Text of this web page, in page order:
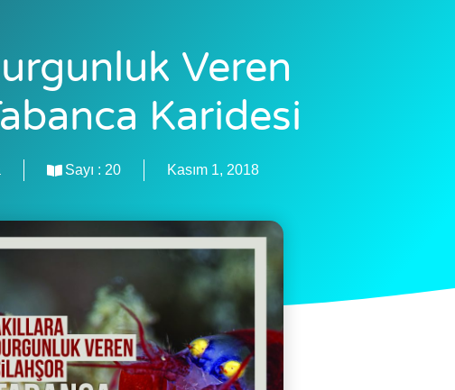
Veren
Karidesi
Sayı : 20 Kasım 1, 2018